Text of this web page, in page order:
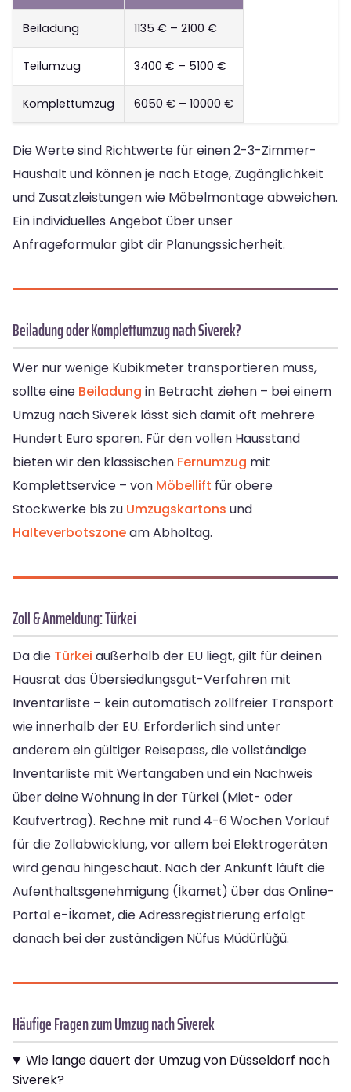
Beiladung 1135 € – 2100 €
Teilumzug 3400 € – 5100 €
Komplettumzug 6050 € – 10000 €
Die Werte sind Richtwerte für einen 2-3-Zimmer-
Haushalt und können je nach Etage, Zugänglichkeit
und Zusatzleistungen wie Möbelmontage abweichen.
Ein individuelles Angebot über unser
Anfrageformular gibt dir Planungssicherheit.
Beiladung oder Komplettumzug nach Siverek?
Wer nur wenige Kubikmeter transportieren muss,
sollte eine Beiladung in Betracht ziehen – bei einem
Umzug nach Siverek lässt sich damit oft mehrere
Hundert Euro sparen. Für den vollen Hausstand
bieten wir den klassischen Fernumzug mit
Komplettservice – von Möbellift für obere
Stockwerke bis zu Umzugskartons und
Halteverbotszoneam Abholtag.
Zoll & Anmeldung: Türkei
Da die Türkei außerhalb der EU liegt, gilt für deinen
Hausrat das Übersiedlungsgut-Verfahren mit
Inventarliste – kein automatisch zollfreier Transport
wie innerhalb der EU. Erforderlich sind unter
anderem ein gültiger Reisepass, die vollständige
Inventarliste mit Wertangaben und ein Nachweis
über deine Wohnung in der Türkei (Miet- oder
Kaufvertrag). Rechne mit rund 4-6 Wochen Vorlauf
für die Zollabwicklung, vor allem bei Elektrogeräten
wird genau hingeschaut. Nach der Ankunft läuft die
Aufenthaltsgenehmigung (İkamet) über das Online-
Portal e-İkamet, die Adressregistrierung erfolgt
danach bei der zuständigen Nüfus Müdürlüğü.
Häufige Fragen zum Umzug nach Siverek
Wie lange dauert der Umzug von Düsseldorf nach
Siverek?